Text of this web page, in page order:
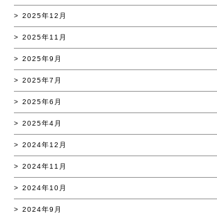
2025年12月
2025年11月
2025年9月
2025年7月
2025年6月
2025年4月
2024年12月
2024年11月
2024年10月
2024年9月